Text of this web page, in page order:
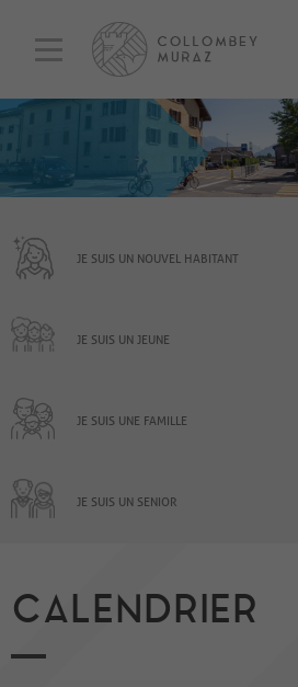
JE SUIS UN NOUVEL HABITANT
JE SUIS UN JEUNE
JE SUIS UNE FAMILLE
JE SUIS UN SENIOR
CALENDRIER